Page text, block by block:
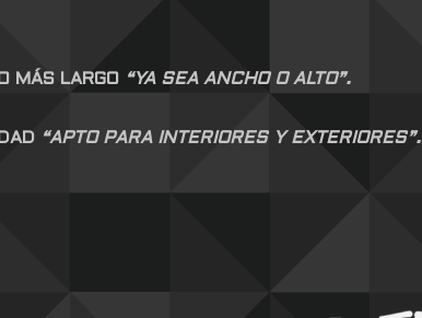
MÁS LARGO “YA SEA ANCHO O ALTO”.
“APTO PARA INTERIORES Y EXTERIORES”.